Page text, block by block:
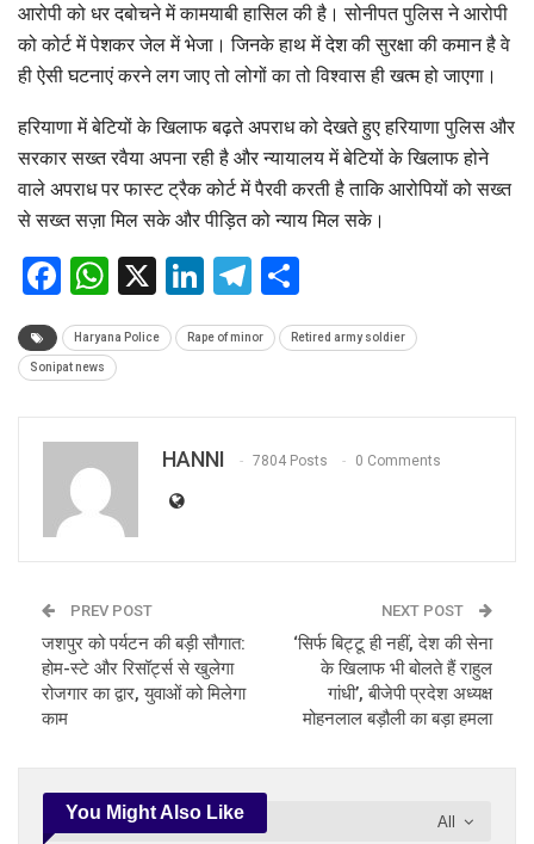
आरोपी को धर दबोचने में कामयाबी हासिल की है। सोनीपत पुलिस ने आरोपी
को कोर्ट में पेशकर जेल में भेजा। जिनके हाथ में देश की सुरक्षा की कमान है वे
ही ऐसी घटनाएं करने लग जाए तो लोगों का तो विश्वास ही खत्म हो जाएगा।
हरियाणा में बेटियों के खिलाफ बढ़ते अपराध को देखते हुए हरियाणा पुलिस और
सरकार सख्त रवैया अपना रही है और न्यायालय में बेटियों के खिलाफ होने
वाले अपराध पर फास्ट ट्रैक कोर्ट में पैरवी करती है ताकि आरोपियों को सख्त
से सख्त सज़ा मिल सके और पीड़ित को न्याय मिल सके।
Facebook
WhatsApp
X LinkedIn
Telegram
Haryana Police Rape of minor Retired army soldier
Sonipat news
HANNI 7804 Posts 0 Comments
PREV POST
जशपुर को पर्यटन की बड़ी सौगात:
होम-स्टे और रिसॉर्ट्स से खुलेगा
रोजगार का द्वार, युवाओं को मिलेगा
काम
NEXT POST
‘सिर्फ बिट्टू ही नहीं, देश की सेना
के खिलाफ भी बोलते हैं राहुल
गांधी’, बीजेपी प्रदेश अध्यक्ष
मोहनलाल बड़ौली का बड़ा हमला
All
You Might Also Like